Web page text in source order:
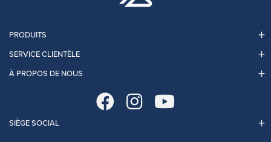
PRODUITS
SERVICE CLIENTÈLE
À PROPOS DE NOUS
SIÈGE SOCIAL